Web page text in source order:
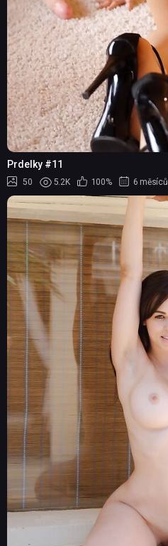
Prdelky #11
50 5.2K 100% 6 měsíců